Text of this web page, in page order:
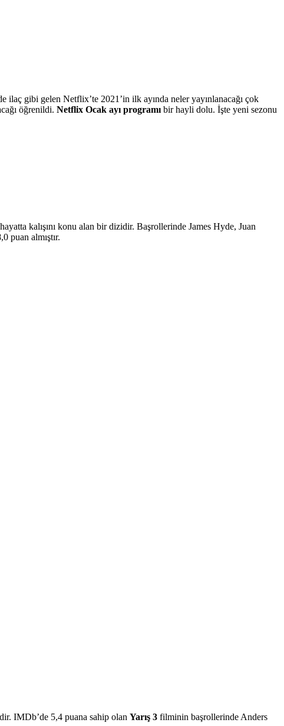
ilaç gibi gelen Netflix’te 2021’in ilk ayında neler yayınlanacağı çok
öğrenildi. Netflix Ocak ayı programı bir hayli dolu. İşte yeni sezonu
kalışını konu alan bir dizidir. Başrollerinde James Hyde, Juan
puan almıştır.
IMDb’de 5,4 puana sahip olan Yarış 3 filminin başrollerinde Anders